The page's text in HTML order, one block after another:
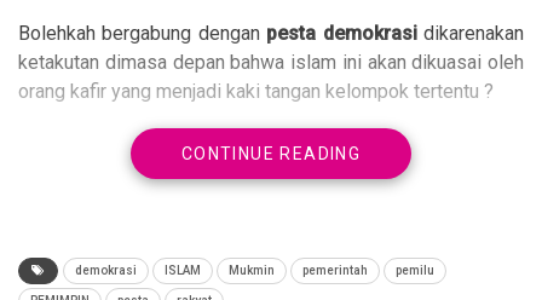
Bolehkah bergabung dengan pesta demokrasidikarenakan
ketakutan dimasa depan bahwa islam ini akan dikuasai oleh
orang kafir yang menjadi kaki tangan kelompok tertentu ?
dijawab oleh Ustadz Imam Abu Abdillah
Kepada saudaraku seiman, suatu hal yang harus kita ingat
CONTINUE READING
demokrasi ISLAM Mukmin pemerintah pemilu